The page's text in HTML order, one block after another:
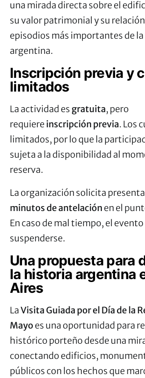
una mirada directa sobre el
su valor patrimonial y su
episodios más importantes de
argentina.
Inscripción previa y
limitados
La actividad es gratuita, pero
requiere inscripción previa. Los
limitados, por lo que la
sujeta a la disponibilidad al
reserva.
La organización solicita
minutos de antelación en el
En caso de mal tiempo, el
suspenderse.
Una propuesta para
la historia argentina
Aires
LaVisita Guiada por el Día de la
Mayo es una oportunidad para
histórico porteño desde una
conectando edificios,
públicos con los hechos que